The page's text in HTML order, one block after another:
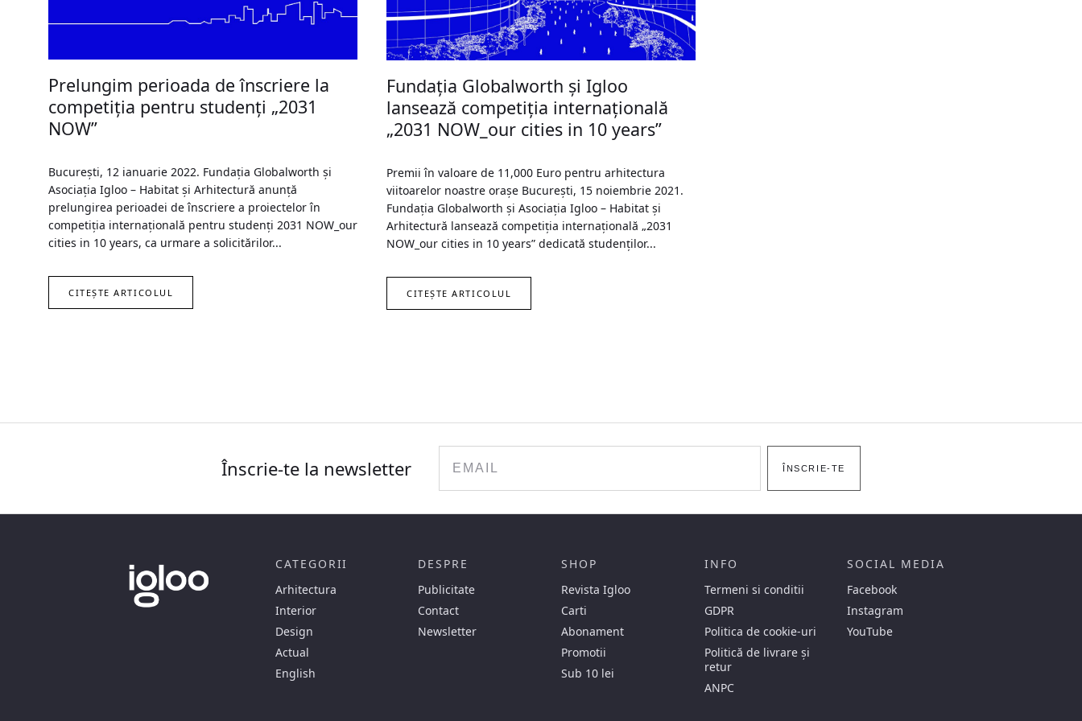
Prelungim perioada de înscriere la
competiția pentru studenți „2031
NOW”
București, 12 ianuarie 2022. Fundația Globalworth și
Asociația Igloo – Habitat și Arhitectură anunță
prelungirea perioadei de înscriere a proiectelor în
competiția internațională pentru studenți 2031 NOW_our
cities in 10 years, ca urmare a solicitărilor...
CITEȘTE ARTICOLUL
Fundația Globalworth și Igloo
lansează competiția internațională
„2031 NOW_our cities in 10 years”
Premii în valoare de 11,000 Euro pentru arhitectura
viitoarelor noastre orașe București, 15 noiembrie 2021.
Fundația Globalworth și Asociația Igloo – Habitat și
Arhitectură lansează competiția internațională „2031
NOW_our cities in 10 years” dedicată studenților...
CITEȘTE ARTICOLUL
Înscrie-te la newsletter ÎNSCRIE-TE
CATEGORII
Arhitectura
Interior
Design
Actual
English
DESPRE
Publicitate
Contact
Newsletter
SHOP
Revista Igloo
Carti
Abonament
Promotii
Sub 10 lei
INFO
Termeni si conditii
GDPR
Politica de cookie-uri
Politică de livrare și
retur
ANPC
SOCIAL MEDIA
Facebook
Instagram
YouTube